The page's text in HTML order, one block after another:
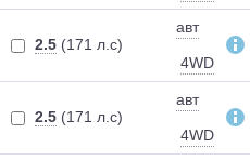
2.5 (171 л.с)
авт
4WD
2.5 (171 л.с)
авт
4WD